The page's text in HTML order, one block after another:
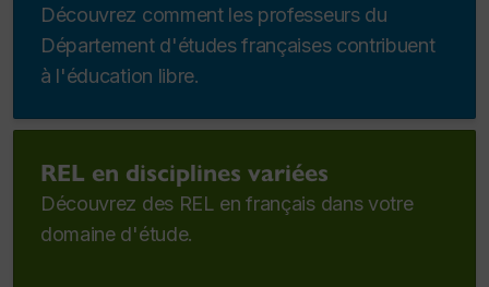
Découvrez comment les professeurs du
Département d'études françaises contribuent
à l'éducation libre.
REL en disciplines variées
Découvrez des REL en français dans votre
domaine d'étude.